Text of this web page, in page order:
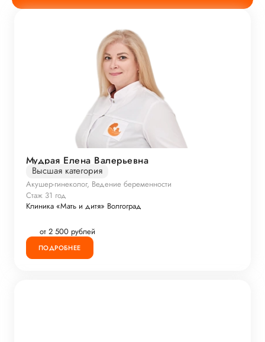
Мудрая Елена Валерьевна
Высшая категория
Акушер-гинеколог, Ведение беременности
Стаж 31 год
Клиника «Мать и дитя» Волгоград
от 2 500 рублей
ПОДРОБНЕЕ